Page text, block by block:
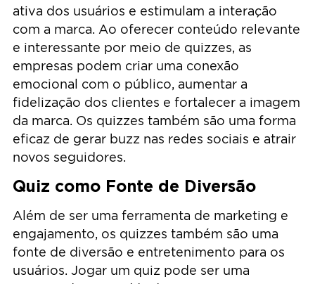
ativa dos usuários e estimulam a interação
com a marca. Ao oferecer conteúdo relevante
e interessante por meio de quizzes, as
empresas podem criar uma conexão
emocional com o público, aumentar a
fidelização dos clientes e fortalecer a imagem
da marca. Os quizzes também são uma forma
eficaz de gerar buzz nas redes sociais e atrair
novos seguidores.
Quiz como Fonte de Diversão
Além de ser uma ferramenta de marketing e
engajamento, os quizzes também são uma
fonte de diversão e entretenimento para os
usuários. Jogar um quiz pode ser uma